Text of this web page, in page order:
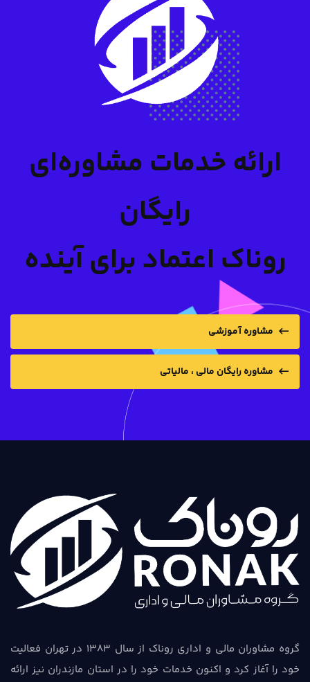
ارائه خدمات مشاوره‌ای
رایگان
روناک اعتماد برای آینده
مشاوره آموزشی
مشاوره رایگان مالی ، مالیاتی
گروه مشاوران مالی و اداری روناک از سال 1383 در تهران فعالیت
خود را آغاز کرد و اکنون خدمات خود را در استان مازندران نیز ارائه